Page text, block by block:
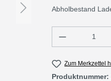
Abholbestand
Produkt
Zum Merkzettel
Produktnummer: